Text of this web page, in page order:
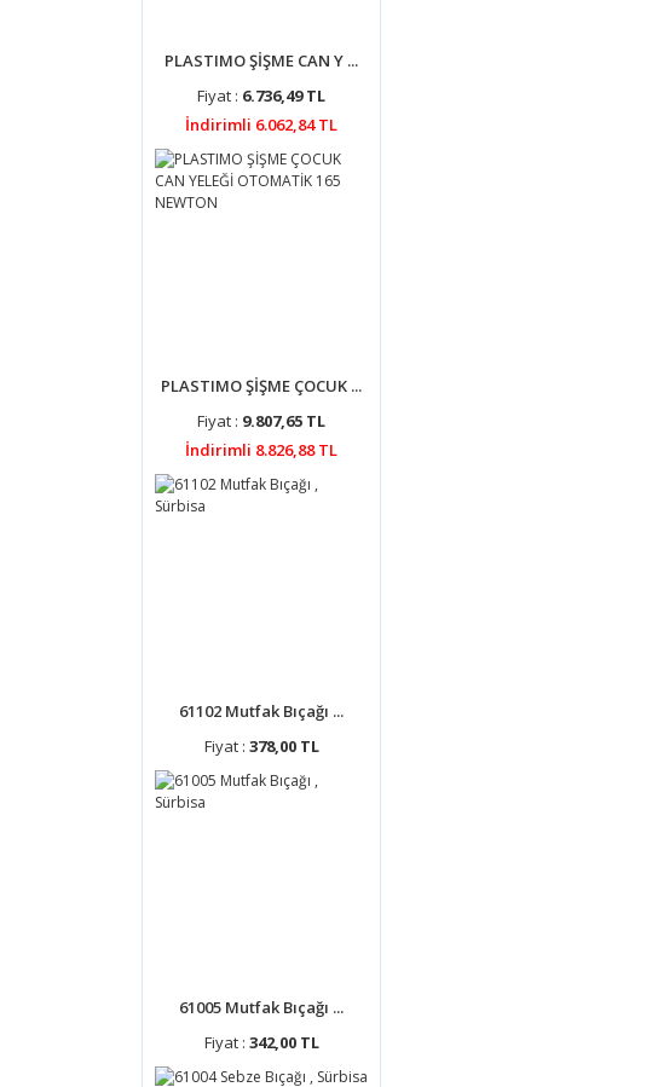
PLASTIMO ŞİŞME CAN Y ...
Fiyat : 6.736,49 TL
İndirimli 6.062,84 TL
PLASTIMO ŞİŞME ÇOCUK ...
Fiyat : 9.807,65 TL
İndirimli 8.826,88 TL
61102 Mutfak Bıçağı ...
Fiyat : 378,00 TL
61005 Mutfak Bıçağı ...
Fiyat : 342,00 TL